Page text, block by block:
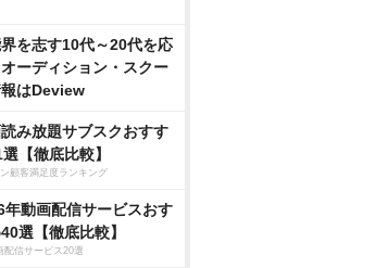
を志す10代～20代を応
ーディション・スクー
はDeview
み放題サブスクおすす
【徹底比較】
顧客満足度ランキング
年動画配信サービスおす
選【徹底比較】
配信サービス20選